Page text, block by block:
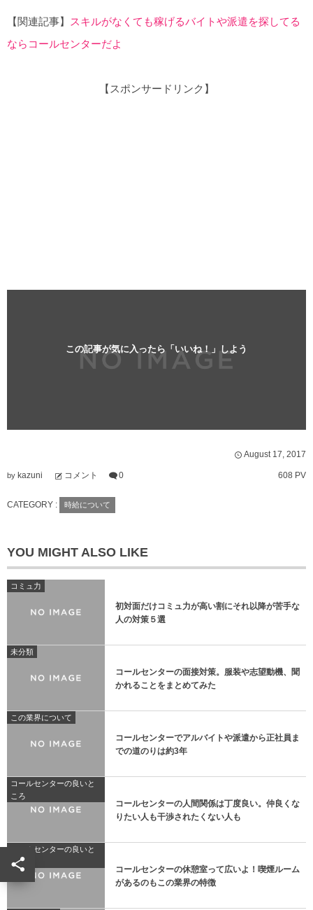
【関連記事】
スキルがなくても稼げるバイトや派遣を探してる
ならコールセンターだよ
【スポンサードリンク】
この記事が気に入ったら「いいね！」しよう
August 17, 2017
by kazuni コメント 0 608 PV
CATEGORY : 時給について
YOU MIGHT ALSO LIKE
コミュ力
初対面だけコミュ力が高い割にそれ以降が苦手な
人の対策５選
未分類
コールセンターの面接対策。服装や志望動機、聞
かれることをまとめてみた
この業界について
コールセンターでアルバイトや派遣から正社員ま
での道のりは約3年
コールセンターの良いと
ころ
コールセンターの人間関係は丁度良い。仲良くな
りたい人も干渉されたくない人も
コールセンターの良いと
ころ
コールセンターの休憩室って広いよ！喫煙ルーム
があるのもこの業界の特徴